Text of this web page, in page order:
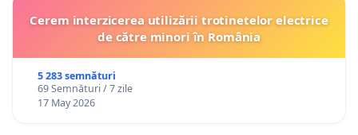
Cerem interzicerea utilizării trotinetelor electrice
de către minori în România
5 283 semnături
69 Semnături / 7 zile
17 May 2026